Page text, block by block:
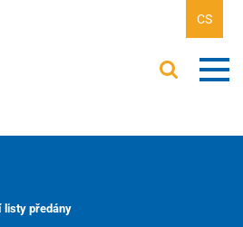
CS
listy předány